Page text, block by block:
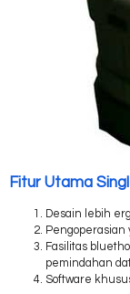
Fitur Utama
Desain lebih
Fasilitas
pemindahan
Software